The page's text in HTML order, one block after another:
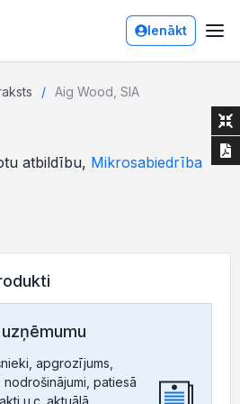
Ienākt
Aig Wood, SIA
atbildību, Mikrosabiedrība
apgrozījums,
patiesā
u.c. aktuālā,